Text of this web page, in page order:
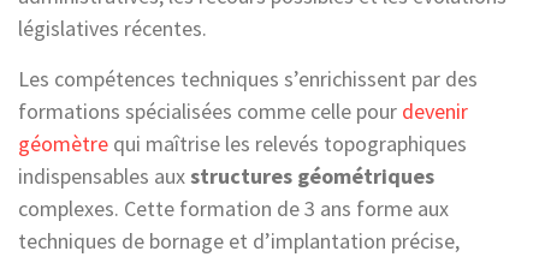
législatives récentes.
Les compétences techniques s’enrichissent par des
formations spécialisées comme celle pour devenir
géomètre qui maîtrise les relevés topographiques
indispensables auxstructures géométriques
complexes. Cette formation de 3 ans forme aux
techniques de bornage et d’implantation précise,